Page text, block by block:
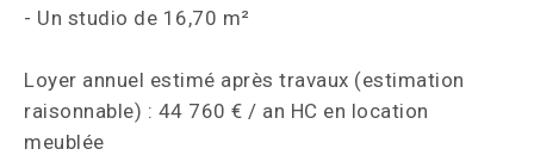
- Un studio de 16,70 m²
Loyer annuel estimé après travaux (estimation
raisonnable) : 44 760 € / an HC en location
meublée